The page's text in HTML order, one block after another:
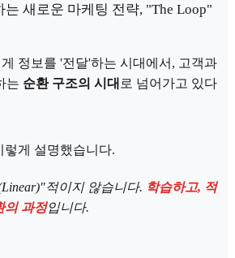
새로운 마케팅 전략, "The Loop"
정보를 '전달'하는 시대에서, 고객과
는 순환 구조의 시대 로 넘어가고 있다
렇게 설명했습니다.
적이지 않습니다. 학습하고, 적
의 과정입니다.